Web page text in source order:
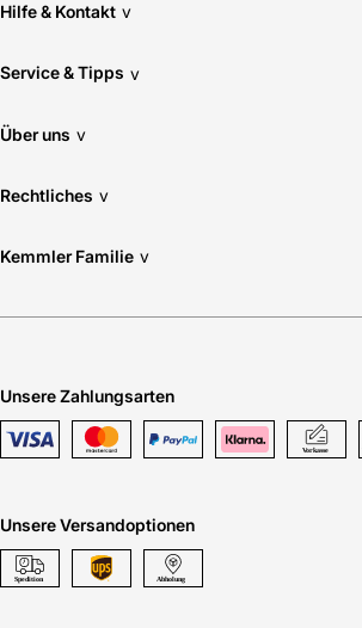
Hilfe & Kontakt v
Service & Tipps v
Über uns v
Rechtliches v
Kemmler Familie v
Unsere Zahlungsarten
Unsere Versandoptionen